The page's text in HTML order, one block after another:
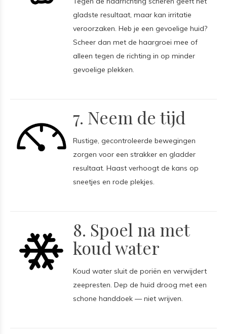
gladste resultaat, maar kan irritatie
veroorzaken. Heb je een gevoelige huid?
Scheer dan met de haargroei mee of
alleen tegen de richting in op minder
gevoelige plekken.
7. Neem de tijd
Rustige, gecontroleerde bewegingen
zorgen voor een strakker en gladder
resultaat. Haast verhoogt de kans op
sneetjes en rode plekjes.
8. Spoel na met
koud water
Koud water sluit de poriën en verwijdert
zeepresten. Dep de huid droog met een
schone handdoek — niet wrijven.